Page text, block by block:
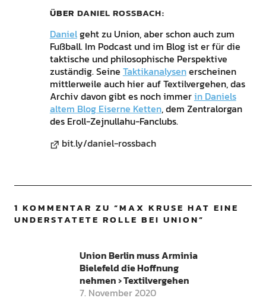
ÜBER DANIEL ROSSBACH
Danielgeht zu Union, aber schon auch zum
Fußball. Im Podcast und im Blog ist er für die
taktische und philosophische Perspektive
zuständig. Seine Taktikanalysenerscheinen
mittlerweile auch hier auf Textilvergehen, das
Archiv davon gibt es noch immerin Daniels
altem Blog Eiserne Ketten, dem Zentralorgan
des Eroll-Zejnullahu-Fanclubs.
bit.ly/daniel-rossbach
1 KOMMENTAR ZU “MAX KRUSE HAT EINE
UNDERSTATETE ROLLE BEI UNION”
Union Berlin muss Arminia
Bielefeld die Hoffnung
nehmen › Textilvergehen
7. November 2020